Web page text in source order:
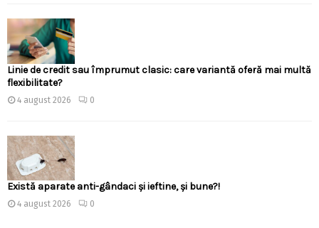
Linie de credit sau împrumut clasic: care variantă oferă mai multă
flexibilitate?
4 august 2026 0
Există aparate anti-gândaci și ieftine, și bune?!
4 august 2026 0